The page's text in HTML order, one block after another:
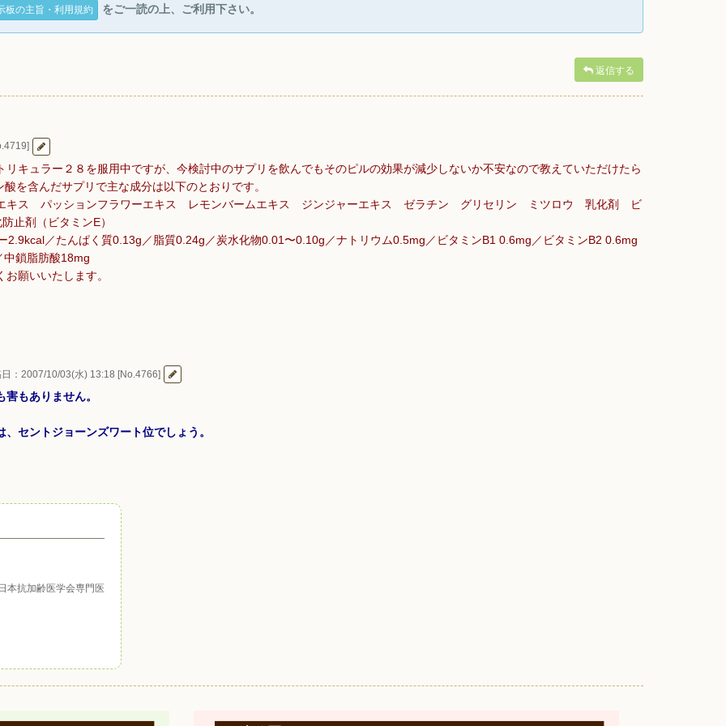
板の主旨・利用規約 をご一読の上、ご利用下さい。
返信する
キュラー２８を服用中ですが、今検討中のサプリを飲んでもそのピルの効果が減少しないか不安なので教えていただけたら
を含んだサプリで主な成分は以下のとおりです。
キス パッションフラワーエキス レモンバームエキス ジンジャーエキス ゼラチン グリセリン ミツロウ 乳化剤 ビ
剤（ビタミンE）
2.9kcal／たんぱく質0.13g／脂質0.24g／炭水化物0.01〜0.10g／ナトリウム0.5mg／ビタミンB1 0.6mg／ビタミンB2 0.6mg
中鎖脂肪酸18mg
願いいたします。
：2007/10/03(水) 13:18 [No.4766]
もありません。
セントジョーンズワート位でしょう。
本抗加齢医学会専門医